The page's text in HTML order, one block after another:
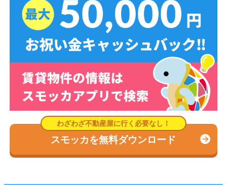
スモッカを無料ダウンロード